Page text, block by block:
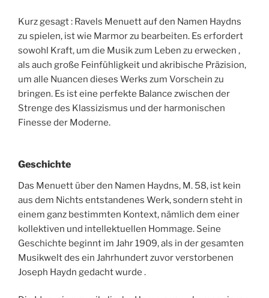
Kurz gesagt : Ravels Menuett auf den Namen Haydns
zu spielen, ist wie Marmor zu bearbeiten. Es erfordert
sowohl Kraft, um die Musik zum Leben zu erwecken ,
als auch große Feinfühligkeit und akribische Präzision,
um alle Nuancen dieses Werks zum Vorschein zu
bringen. Es ist eine perfekte Balance zwischen der
Strenge des Klassizismus und der harmonischen
Finesse der Moderne.
Geschichte
Das Menuett über den Namen Haydns, M. 58, ist kein
aus dem Nichts entstandenes Werk, sondern steht in
einem ganz bestimmten Kontext, nämlich dem einer
kollektiven und intellektuellen Hommage. Seine
Geschichte beginnt im Jahr 1909, als in der gesamten
Musikwelt des ein Jahrhundert zuvor verstorbenen
Joseph Haydn gedacht wurde .